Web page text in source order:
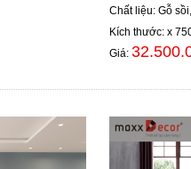
Chất liệu: Gỗ
Kích thước: x
Giá: